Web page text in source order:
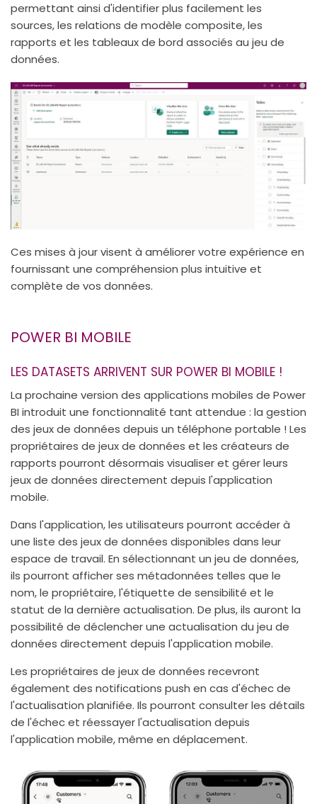
permettant ainsi d'identifier plus facilement les
sources, les relations de modèle composite, les
rapports et les tableaux de bord associés au jeu de
données.
Ces mises à jour visent à améliorer votre expérience en
fournissant une compréhension plus intuitive et
complète de vos données.
POWER BI MOBILE
LES DATASETS ARRIVENT SUR POWER BI MOBILE !
La prochaine version des applications mobiles de Power
BI introduit une fonctionnalité tant attendue : la gestion
des jeux de données depuis un téléphone portable ! Les
propriétaires de jeux de données et les créateurs de
rapports pourront désormais visualiser et gérer leurs
jeux de données directement depuis l'application
mobile.
Dans l'application, les utilisateurs pourront accéder à
une liste des jeux de données disponibles dans leur
espace de travail. En sélectionnant un jeu de données,
ils pourront afficher ses métadonnées telles que le
nom, le propriétaire, l'étiquette de sensibilité et le
statut de la dernière actualisation. De plus, ils auront la
possibilité de déclencher une actualisation du jeu de
données directement depuis l'application mobile.
Les propriétaires de jeux de données recevront
également des notifications push en cas d'échec de
l'actualisation planifiée. Ils pourront consulter les détails
de l'échec et réessayer l'actualisation depuis
l'application mobile, même en déplacement.